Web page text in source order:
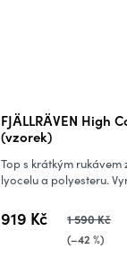
FJÄLLRÄVEN High
(vzorek)
919 Kč 1 590 Kč
(–42 %)
Top s krátkým rukávem
lyocelu a polyesteru.